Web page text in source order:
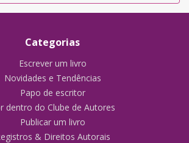
Categorias
Escrever um livro
Novidades e Tendências
Papo de escritor
dentro do Clube de Autores
Publicar um livro
& Direitos Autorais